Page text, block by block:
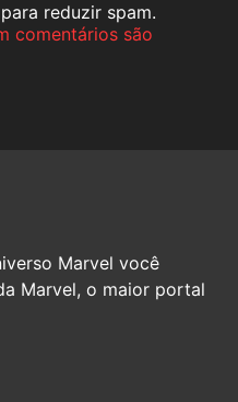
reduzir spam.
comentários são
Marvel você
Marvel, o maior portal